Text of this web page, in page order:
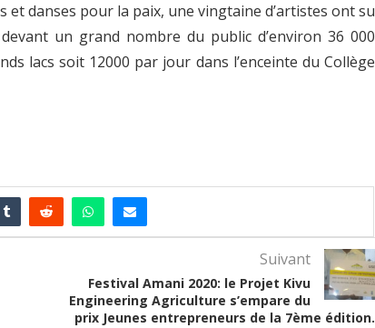
danses pour la paix, une vingtaine d’artistes ont su
un grand nombre du public d’environ 36 000
lacs soit 12000 par jour dans l’enceinte du Collège
Suivant
Festival Amani 2020: le Projet Kivu
Engineering Agriculture s’empare du
prix Jeunes entrepreneurs de la 7ème édition.